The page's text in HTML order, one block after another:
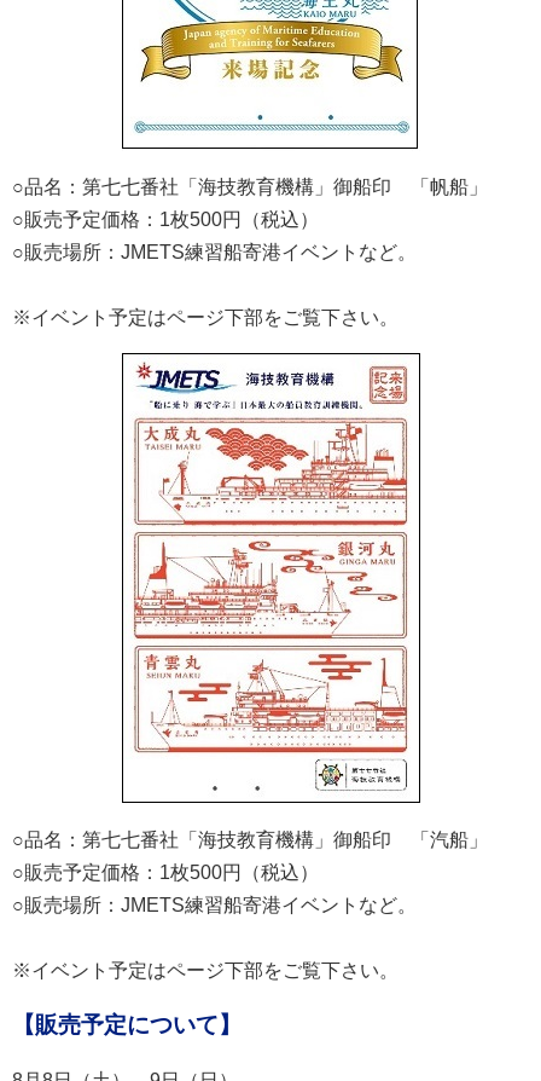
○品名：第七七番社「海技教育機構」御船印 「帆船」
○販売予定価格：1枚500円（税込）
○販売場所：JMETS練習船寄港イベントなど。
※イベント予定はページ下部をご覧下さい。
○品名：第七七番社「海技教育機構」御船印 「汽船」
○販売予定価格：1枚500円（税込）
○販売場所：JMETS練習船寄港イベントなど。
※イベント予定はページ下部をご覧下さい。
【販売予定について】